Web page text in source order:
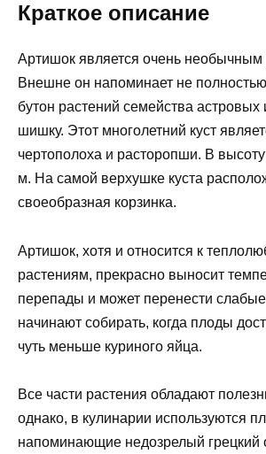
Краткое описание
Артишок является очень необычным
Внешне он напоминает не
бутон растений семейства астровых
шишку. Этот многолетний куст
чертополоха и расторопши. В высоту
м. На самой верхушке куста
своеобразная корзинка.
Артишок, хотя и относится к
растениям, прекрасно выносит
перепады и может перенести
начинают собирать, когда плоды
чуть меньше куриного яйца.
Все части растения обладают
однако, в кулинарии используются
напоминающие недозрелый грецкий